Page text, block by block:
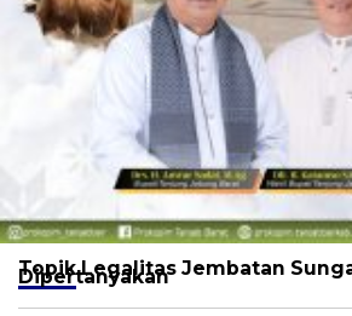
Topik Legalitas Jembatan
Dipertanyakan